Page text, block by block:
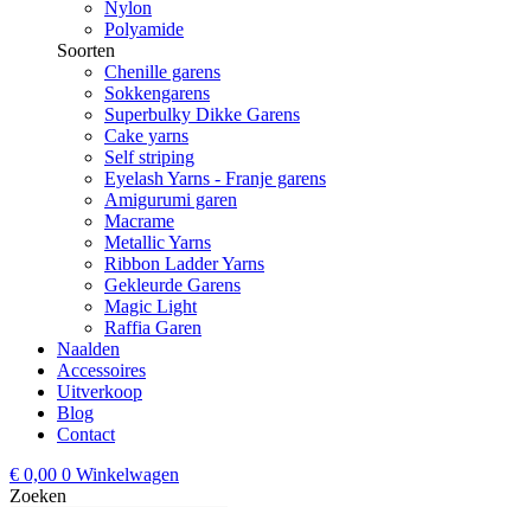
Nylon
Polyamide
Soorten
Chenille garens
Sokkengarens
Superbulky Dikke Garens
Cake yarns
Self striping
Eyelash Yarns - Franje garens
Amigurumi garen
Macrame
Metallic Yarns
Ribbon Ladder Yarns
Gekleurde Garens
Magic Light
Raffia Garen
Naalden
Accessoires
Uitverkoop
Blog
Contact
€ 0,00 0 Winkelwagen
Zoeken